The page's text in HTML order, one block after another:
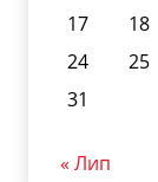
17
18
24
25
31
« Лип